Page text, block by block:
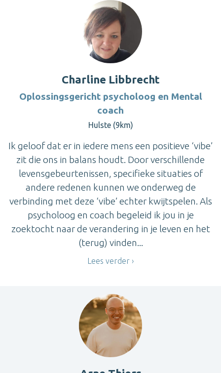
Charline Libbrecht
Oplossingsgericht psycholoog en Mental
coach
Hulste (9km)
Ik geloof dat er in iedere mens een positieve ‘vibe’
zit die ons in balans houdt. Door verschillende
levensgebeurtenissen, specifieke situaties of
andere redenen kunnen we onderweg de
verbinding met deze ‘vibe’ echter kwijtspelen. Als
psycholoog en coach begeleid ik jou in je
zoektocht naar de verandering in je leven en het
(terug) vinden...
Lees verder